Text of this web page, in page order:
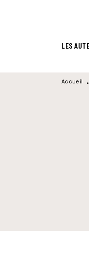
LES
Accueil •